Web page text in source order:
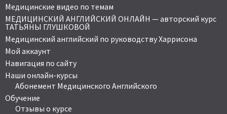
Медицинские видео по темам
МЕДИЦИНСКИЙ АНГЛИЙСКИЙ ОНЛАЙН — авторский курс
ТАТЬЯНЫ ГЛУШКОВОЙ
Медицинский английский по руководству Харрисона
Мой аккаунт
Навигация по сайту
Наши онлайн-курсы
Абонемент Медицинского Английского
Обучение
Отзывы о курсе